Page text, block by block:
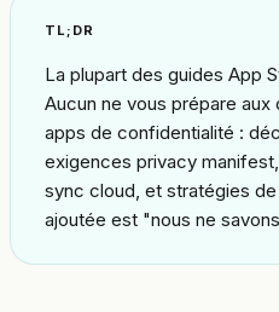
TL;DR
La plupart des guides App
Aucun ne vous prépare
apps de confidentialité :
exigences privacy
sync cloud, et stratégies
ajoutée est "nous ne